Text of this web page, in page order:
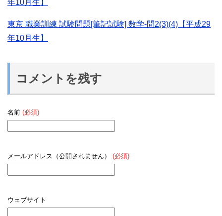
年10月生】
東京 職業訓練 試験問題[筆記試験] 数学-問2(3)(4)【平成29
年10月生】
コメントを残す
名前 (必須)
メールアドレス（公開されません） (必須)
ウェブサイト